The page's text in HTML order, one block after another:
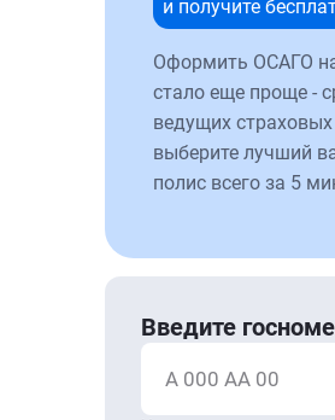
и получите
Оформить ОСАГО
стало еще проще -
ведущих
выберите лучший
полис всего за 5
Введите
А 000 АА 00